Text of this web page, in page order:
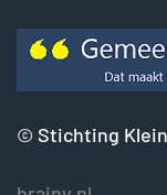
© Stichting